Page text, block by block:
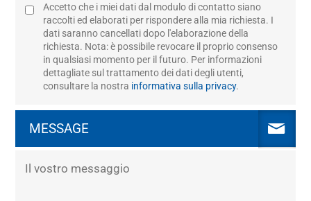
Accetto che i miei dati dal modulo di contatto siano
raccolti ed elaborati per rispondere alla mia richiesta. I
dati saranno cancellati dopo l'elaborazione della
richiesta. Nota: è possibile revocare il proprio consenso
in qualsiasi momento per il futuro. Per informazioni
dettagliate sul trattamento dei dati degli utenti,
consultare la nostra informativa sulla privacy.
MESSAGE